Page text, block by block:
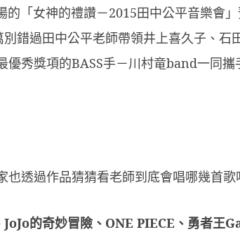
的「女神的禮讚－2015田中公平音樂會
錯過田中公平老師帶領井上喜久子、石
優秀獎項的BASS手－川村竜band一同攜
也透過作品猜猜看老師到底會唱哪幾首歌
JoJo的奇妙冒險、 ONE PIECE 、勇者王